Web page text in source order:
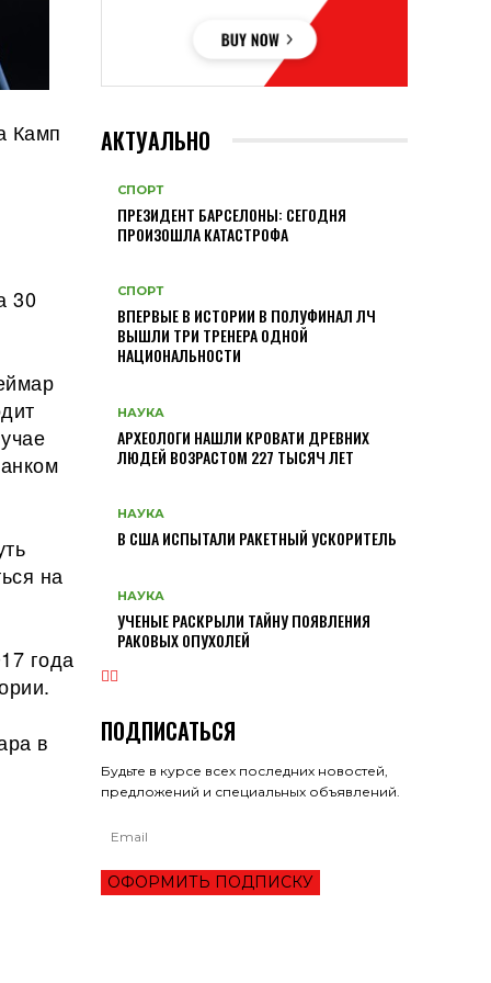
Камп
30
на
года
в
АКТУАЛЬНО
СПОРТ
ПРЕЗИДЕНТ БАРСЕЛОНЫ: СЕГОДНЯ
ПРОИЗОШЛА КАТАСТРОФА
СПОРТ
ВПЕРВЫЕ В ИСТОРИИ В ПОЛУФИНАЛ ЛЧ
ВЫШЛИ ТРИ ТРЕНЕРА ОДНОЙ
НАЦИОНАЛЬНОСТИ
НАУКА
АРХЕОЛОГИ НАШЛИ КРОВАТИ ДРЕВНИХ
ЛЮДЕЙ ВОЗРАСТОМ 227 ТЫСЯЧ ЛЕТ
НАУКА
В США ИСПЫТАЛИ РАКЕТНЫЙ УСКОРИТЕЛЬ
НАУКА
УЧЕНЫЕ РАСКРЫЛИ ТАЙНУ ПОЯВЛЕНИЯ
РАКОВЫХ ОПУХОЛЕЙ
ПОДПИСАТЬСЯ
Будьте в курсе всех последних новостей,
предложений и специальных объявлений.
ОФОРМИТЬ ПОДПИСКУ